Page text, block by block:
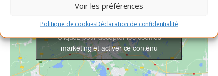
Voir les préférences
Politique de cookiesDéclaration de confidentialité
Cliquez pour accepter les cookies
marketing et activer ce contenu